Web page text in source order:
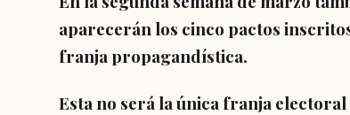
aparecerán los cinco pactos
franja propagandística.
Esta no será la única franja electoral